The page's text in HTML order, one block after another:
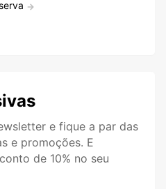
e fique a par das
e promoções. E
de 10% no seu